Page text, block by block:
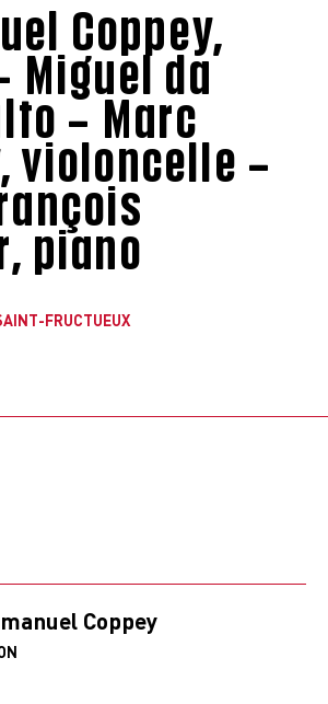
Coppey,
Miguel da
– Marc
violoncelle –
piano
FRUCTUEUX
Coppey